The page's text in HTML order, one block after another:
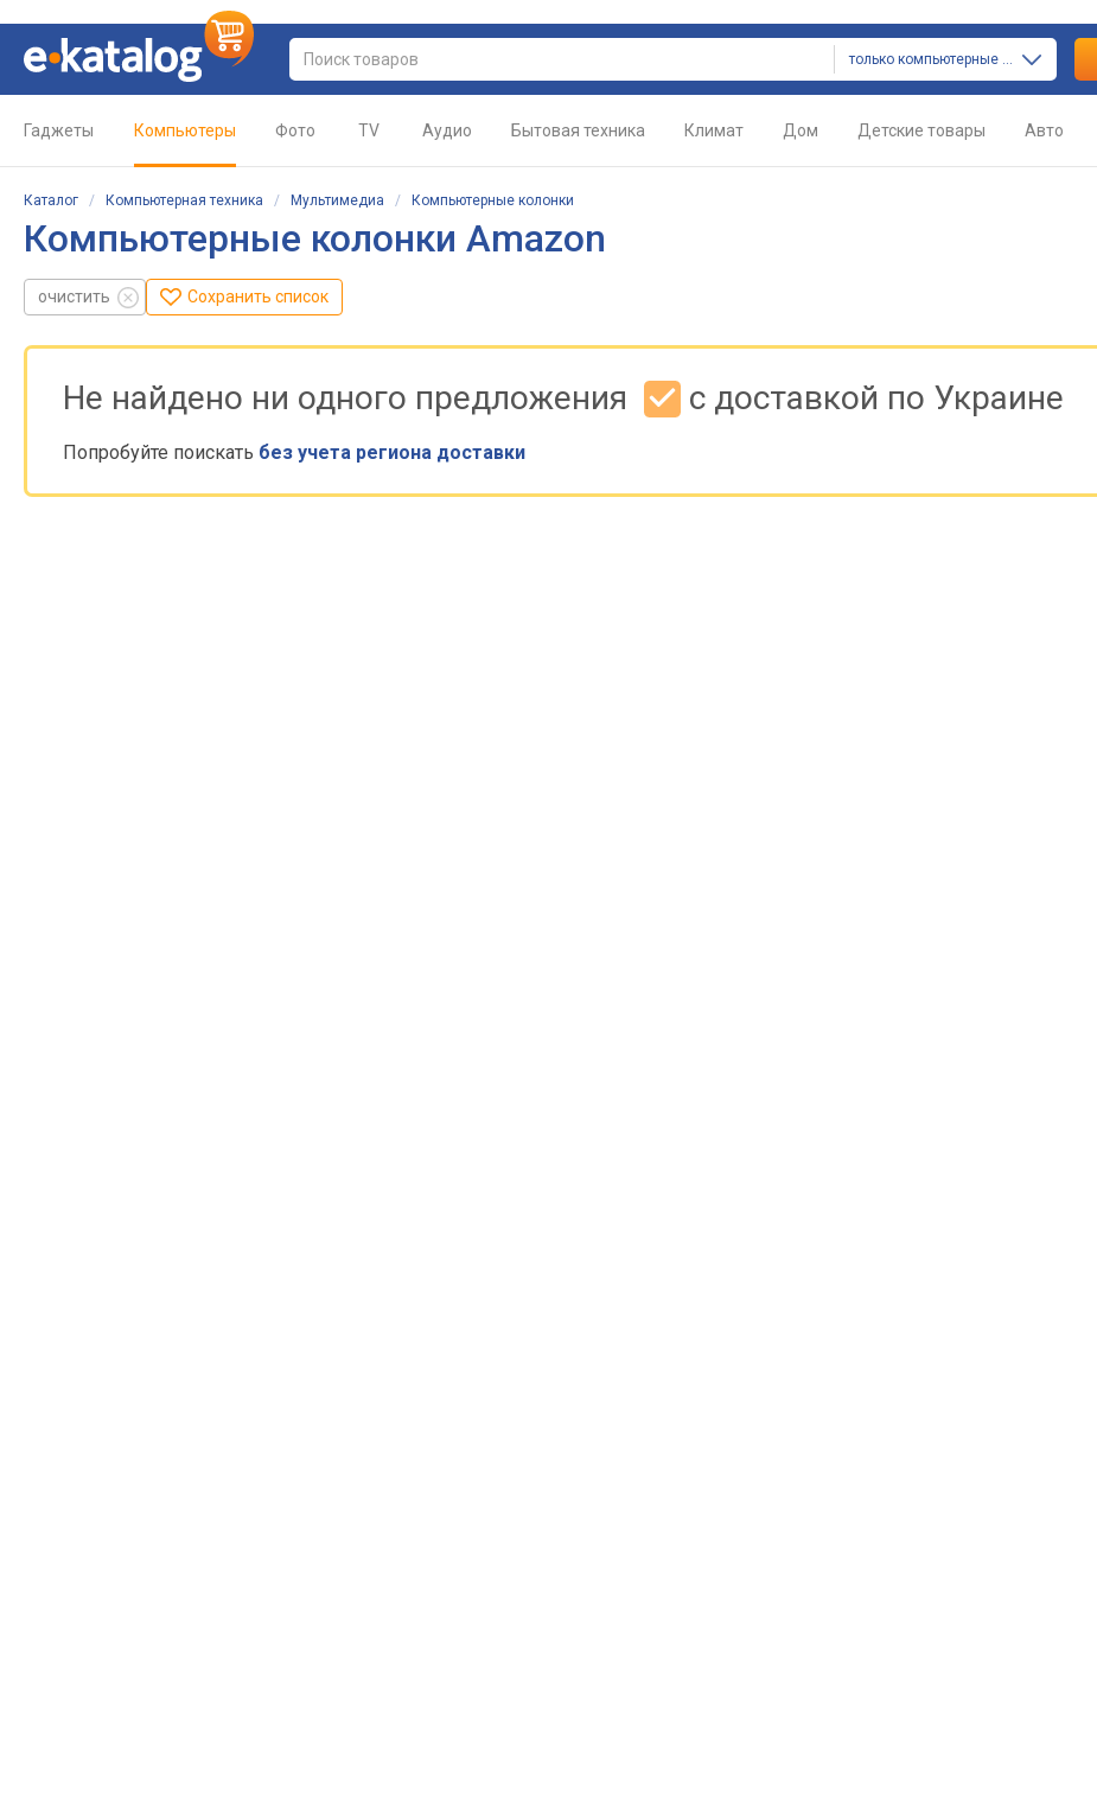
только компьютерные колонки
Гаджеты Компьютеры Фото TV Аудио Бытовая техника Климат Дом Детские товары Авто
Каталог / Компьютерная техника / Мультимедиа / Компьютерные колонки
Компьютерные колонки Amazon
очистить Сохранить список
Не найдено ни одного предложения с доставкой по Украине
Попробуйте поискать без учета региона доставки